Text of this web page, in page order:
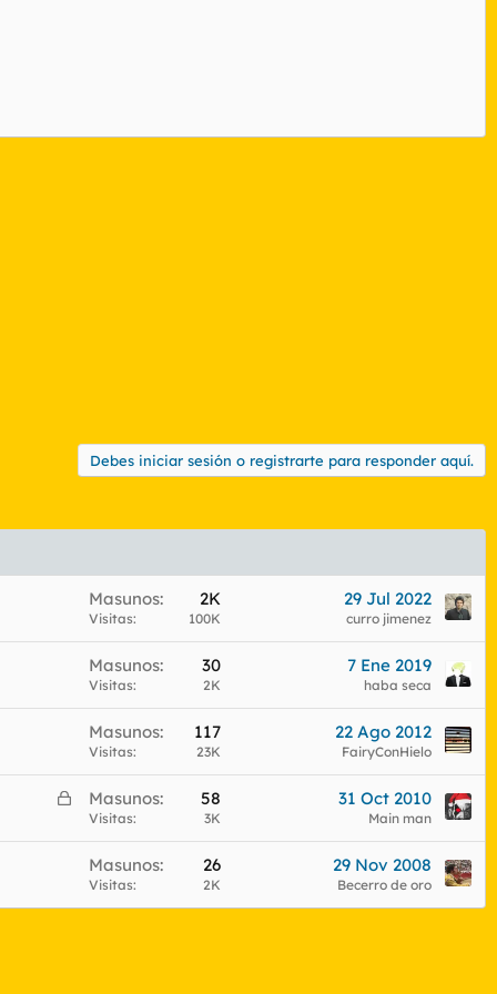
Debes iniciar sesión o registrarte para responder aquí.
Masunos 2K
Visitas 100K
29 Jul 2022
curro jimenez
Masunos 30
Visitas 2K
7 Ene 2019
haba seca
Masunos 117
Visitas 23K
22 Ago 2012
FairyConHielo
C
r
d
Masunos 58
Visitas 3K
31 Oct 2010
Main man
Masunos 26
Visitas 2K
29 Nov 2008
Becerro de oro